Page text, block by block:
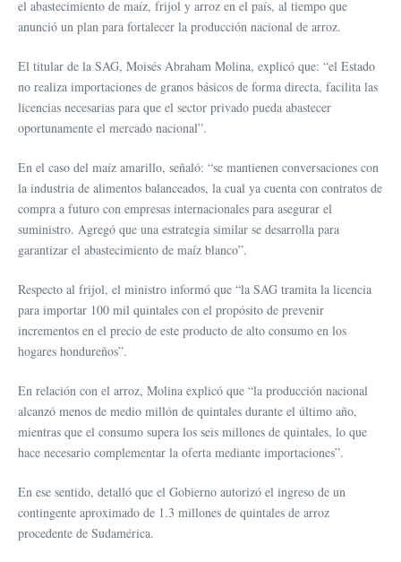
el abastecimiento de maíz, frijol y arroz en el país, al tiempo que
anunció un plan para fortalecer la producción nacional de arroz.
El titular de la SAG, Moisés Abraham Molina, explicó que: “el Estado
no realiza importaciones de granos básicos de forma directa, facilita las
licencias necesarias para que el sector privado pueda abastecer
oportunamente el mercado nacional”.
En el caso del maíz amarillo, señaló: “se mantienen conversaciones con
la industria de alimentos balanceados, la cual ya cuenta con contratos de
compra a futuro con empresas internacionales para asegurar el
suministro. Agregó que una estrategia similar se desarrolla para
garantizar el abastecimiento de maíz blanco”.
Respecto al frijol, el ministro informó que “la SAG tramita la licencia
para importar 100 mil quintales con el propósito de prevenir
incrementos en el precio de este producto de alto consumo en los
hogares hondureños”.
En relación con el arroz, Molina explicó que “la producción nacional
alcanzó menos de medio millón de quintales durante el último año,
mientras que el consumo supera los seis millones de quintales, lo que
hace necesario complementar la oferta mediante importaciones”.
En ese sentido, detalló que el Gobierno autorizó el ingreso de un
contingente aproximado de 1.3 millones de quintales de arroz
procedente de Sudamérica.